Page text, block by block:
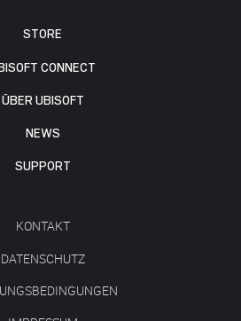
STORE
CONNECT
ÜBER UBISOFT
NEWS
SUPPORT
KONTAKT
DATENSCHUTZ